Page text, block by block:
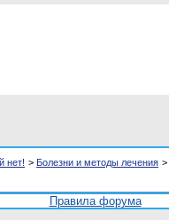
нет! > Болезни и методы лечения >
Правила форума